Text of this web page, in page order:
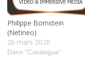
Philippe Bornstein
(Netineo)
26 mars 2020
Dans "Catalogue"